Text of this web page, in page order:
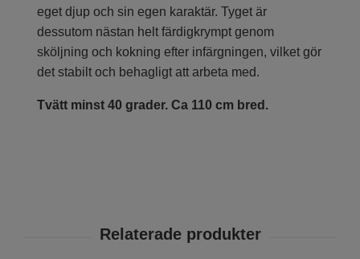
eget djup och sin egen karaktär. Tyget är
dessutom nästan helt färdigkrympt genom
sköljning och kokning efter infärgningen, vilket gör
det stabilt och behagligt att arbeta med.
Tvätt minst 40 grader. Ca 110 cm bred.